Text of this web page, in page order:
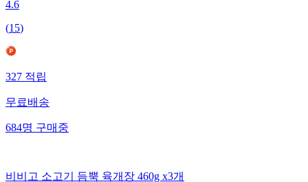
4.6
(15)
327적립
무료배송
684명구매중